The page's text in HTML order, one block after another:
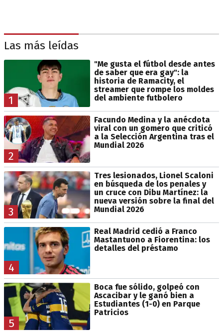
Las más leídas
1
"Me gusta el fútbol desde antes
de saber que era gay": la
historia de Ramacity, el
streamer que rompe los moldes
del ambiente futbolero
2
Facundo Medina y la anécdota
viral con un gomero que criticó
a la Selección Argentina tras el
Mundial 2026
3
Tres lesionados, Lionel Scaloni
en búsqueda de los penales y
un cruce con Dibu Martínez: la
nueva versión sobre la final del
Mundial 2026
4
Real Madrid cedió a Franco
Mastantuono a Fiorentina: los
detalles del préstamo
5
Boca fue sólido, golpeó con
Ascacibar y le ganó bien a
Estudiantes (1-0) en Parque
Patricios